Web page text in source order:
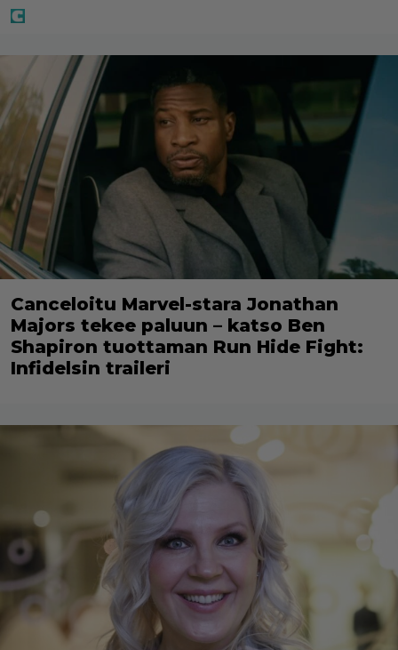
Canceloitu Marvel-stara Jonathan
Majors tekee paluun – katso Ben
Shapiron tuottaman Run Hide Fight:
Infidelsin traileri